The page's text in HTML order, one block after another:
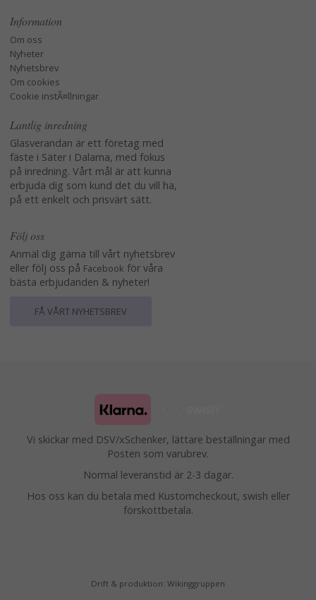
Information
Om oss
Nyheter
Nyhetsbrev
Om cookies
Cookie instÃ¤llningar
Lantlig inredning
Glasverandan är ett företag med
fäste i Säter i Dalarna, med fokus
på inredning. Vårt mål är att kunna
erbjuda dig som kund det du vill ha,
på ett enkelt och prisvärt sätt.
Följ oss
Anmäl dig gärna till vårt nyhetsbrev
eller följ oss på Facebook för våra
bästa erbjudanden & nyheter!
FÅ VÅRT NYHETSBREV
Vi skickar med DSV/xSchenker, lättare beställningar med
Posten som varubrev.
Normal leveranstid är 2-3 dagar.
Hos oss kan du betala med Kustomcheckout, swish eller
förskottbetala.
Drift & produktion: Wikinggruppen